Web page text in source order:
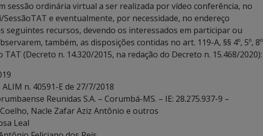
sessão ordinária virtual a ser realizada por vídeo conferência, no
e eventualmente, por necessidade, no endereço
seguintes recursos, devendo os interessados em participar ou
também, as disposições contidas no art. 119-A, §§ 4º, 5º, 8º
(Decreto n. 14.320/2015, na redação do Decreto n. 15.468/2020):
n. 40591-E de 27/7/2018
Reunidas S.A. – Corumbá-MS. – IE: 28.275.937-9 –
Nacle Zafar Aziz Antônio e outros
Leal